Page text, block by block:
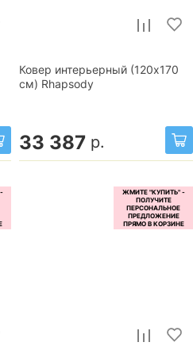
Ковер интерьерный (120x170
см) Rhapsody
33 387 р.